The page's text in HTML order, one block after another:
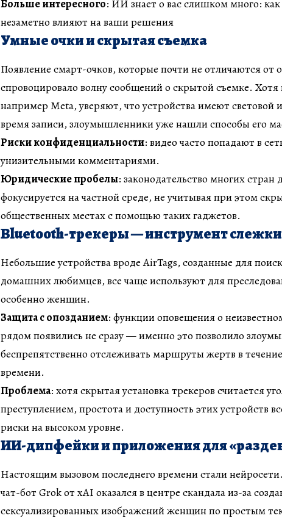
Больше интересного: ИИ знает о вас слишком много:
незаметно влияют на ваши решения
Умные очки и скрытая съемка
Появление смарт-очков, которые почти не отличаются от
спровоцировало волну сообщений о скрытой съемке.
например Meta, уверяют, что устройства имеют световой
время записи, злоумышленники уже нашли способы его
Риски конфиденциальности: видео часто попадают в
унизительными комментариями.
Юридические пробелы: законодательство многих стран
фокусируется на частной среде, не учитывая при этом
общественных местах с помощью таких гаджетов.
Bluetooth-трекеры — инструмент слежки
Небольшие устройства вроде AirTags, созданные для
домашних любимцев, все чаще используют для
особенно женщин.
Защита с опозданием: функции оповещения о
рядом появились не сразу — именно это позволило
беспрепятственно отслеживать маршруты жертв в
времени.
Проблема: хотя скрытая установка трекеров считается
преступлением, простота и доступность этих устройств
риски на высоком уровне.
ИИ-дипфейки и приложения для
Настоящим вызовом последнего времени стали
чат-бот Grok от xAI оказался в центре скандала из-за
сексуализированных изображений женщин по простым